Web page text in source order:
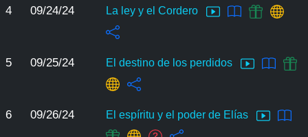
4 09/24/24 La ley y el Cordero
5 09/25/24 El destino de los perdidos
6 09/26/24 El espíritu y el poder de Elías